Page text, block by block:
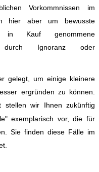
Vorkommnissen im
hier aber um bewusste
in Kauf genommene
durch Ignoranz oder
gelegt, um einige kleinere
ergründen zu können.
stellen wir Ihnen zukünftig
exemplarisch vor, die für
Sie finden diese Fälle im